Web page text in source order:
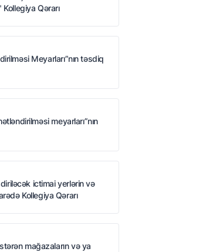
Qərarı
Meyarları”nın təsdiq
meyarları”nın
ictimai yerlərin və
Kollegiya Qərarı
mağazaların və ya